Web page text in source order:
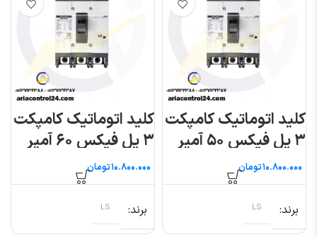
کلید اتوماتیک کامپکت
۳ پل فیکس ۵۰ آمپر
(متاسول) ال اس
تومان
برند LS
کلید اتوماتیک کامپکت
۳ پل فیکس ۶۰ آمپر
(متاسول) ال اس
تومان
برند LS